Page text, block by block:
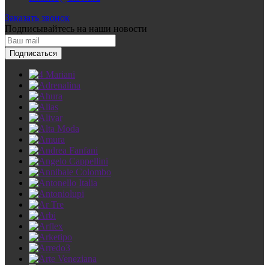
Заказать звонок
Подписывайтесь на наши новости